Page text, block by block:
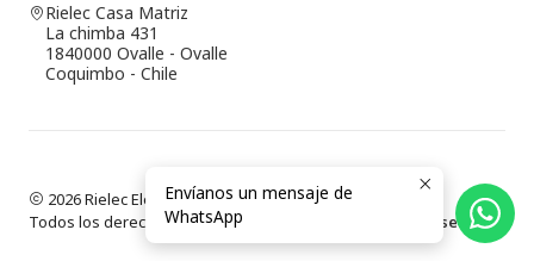
Rielec Casa Matriz
La chimba 431
1840000 Ovalle - Ovalle
Coquimbo - Chile
2026 Rielec Electricidad.
Todos los derechos reservados.
Desarrollado por Jumpseller.
Envíanos un mensaje de
WhatsApp